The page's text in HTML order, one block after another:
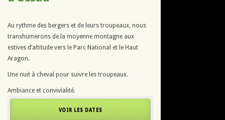
Au rythme des bergers et de leurs troupeaux, nous
transhumerons de la moyenne montagne aux
estives d’altitude vers le Parc National et le Haut
Aragon.
Une nuit à cheval pour suivre les troupeaux.
Ambiance et convivialité.
VOIR LES DATES